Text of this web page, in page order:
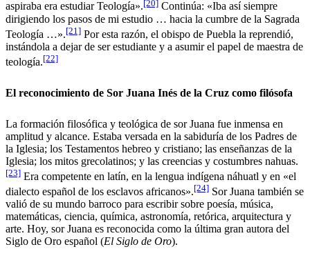
aspiraba era estudiar Teología».[20] Continúa: «Iba así siempre
dirigiendo los pasos de mi estudio … hacia la cumbre de la Sagrada
Teología …».[21] Por esta razón, el obispo de Puebla la reprendió,
instándola a dejar de ser estudiante y a asumir el papel de maestra de
teología.[22]
El reconocimiento de Sor Juana Inés de la Cruz como filósofa
La formación filosófica y teológica de sor Juana fue inmensa en
amplitud y alcance. Estaba versada en la sabiduría de los Padres de
la Iglesia; los Testamentos hebreo y cristiano; las enseñanzas de la
Iglesia; los mitos grecolatinos; y las creencias y costumbres nahuas.
[23] Era competente en latín, en la lengua indígena náhuatl y en «el
dialecto español de los esclavos africanos».[24] Sor Juana también se
valió de su mundo barroco para escribir sobre poesía, música,
matemáticas, ciencia, química, astronomía, retórica, arquitectura y
arte. Hoy, sor Juana es reconocida como la última gran autora del
Siglo de Oro español (El Siglo de Oro).